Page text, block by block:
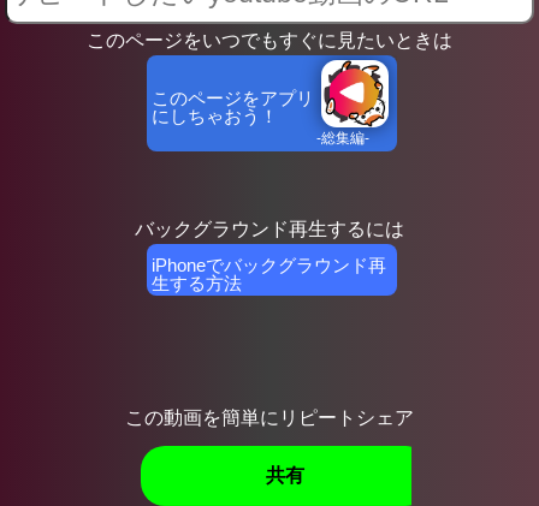
このページをいつでもすぐに見たいときは
このページをアプリ
にしちゃおう！
-総集編-
バックグラウンド再生するには
iPhoneでバックグラウンド再
生する方法
この動画を簡単にリピートシェア
共有